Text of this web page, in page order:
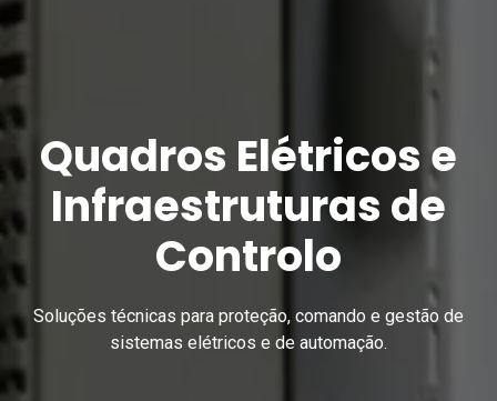
Quadros Elétricos e
Infraestruturas de
Controlo
Soluções técnicas para proteção, comando e gestão de
sistemas elétricos e de automação.